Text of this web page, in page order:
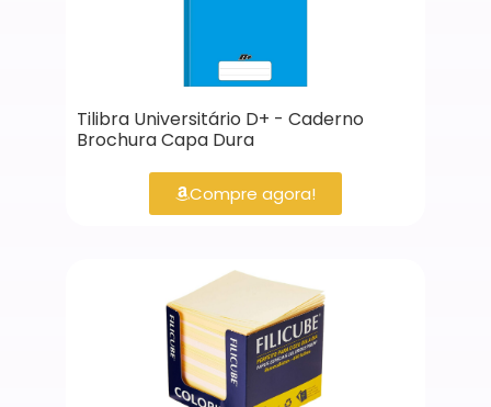
Tilibra Universitário D+ - Caderno
Brochura Capa Dura
Compre agora!